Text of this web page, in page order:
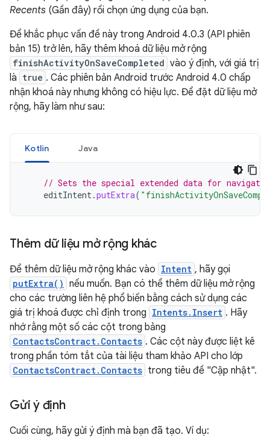
Recents (Gần đây) rồi chọn ứng dụng của bạn.
Để khắc phục vấn đề này trong Android 4.0.3 (API phiên
bản 15) trở lên, hãy thêm khoá dữ liệu mở rộng
finishActivityOnSaveCompleted vào ý định, với giá trị
là true . Các phiên bản Android trước Android 4.0 chấp
nhận khoá này nhưng không có hiệu lực. Để đặt dữ liệu mở
rộng, hãy làm như sau:
Kotlin Java
// Sets the special extended data for
editIntent.putExtra(
Thêm dữ liệu mở rộng khác
Để thêm dữ liệu mở rộng khác vào Intent , hãy gọi
putExtra() nếu muốn. Bạn có thể thêm dữ liệu mở rộng
cho các trường liên hệ phổ biến bằng cách sử dụng các
giá trị khoá được chỉ định trong Intents.Insert . Hãy
nhớ rằng một số các cột trong bảng
ContactsContract.Contacts . Các cột này được liệt kê
trong phần tóm tắt của tài liệu tham khảo API cho lớp
ContactsContract.Contacts trong tiêu đề "Cập nhật".
Gửi ý định
Cuối cùng, hãy gửi ý định mà bạn đã tạo. Ví dụ: